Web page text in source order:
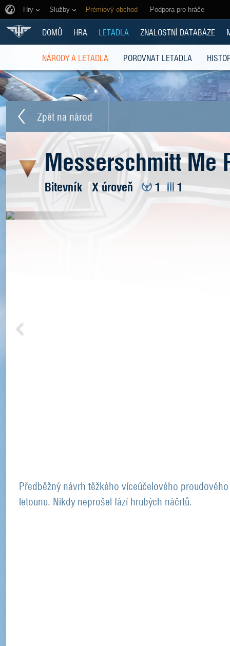
Hry Služby Prémiový obchod Podpora pro hráče
DOMŮ HRA LETADLA ZNALOSTNÍ DATABÁZE
NÁRODY A LETADLA POROVNAT LETADLA
Zpět na národ
Messerschmitt Me
Bitevník X úroveň 1 1
Předběžný návrh těžkého víceúčelového proudového
letounu. Nikdy neprošel fází hrubých náčrtů.